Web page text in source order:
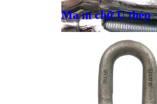
Giá bánVND
Ma ní chữ U thép